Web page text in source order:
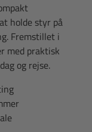
holde styr på
Fremstillet i
med praktisk
og rejse.